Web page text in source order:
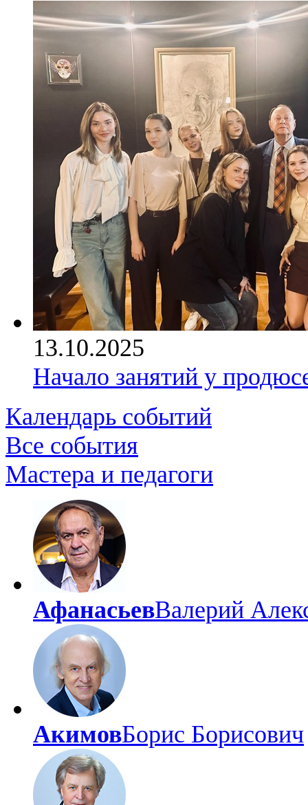
13.10.2025
Начало занятий у
Календарь событий
Все события
Мастера и педагоги
АфанасьевВалерий
АкимовБорис Борисович